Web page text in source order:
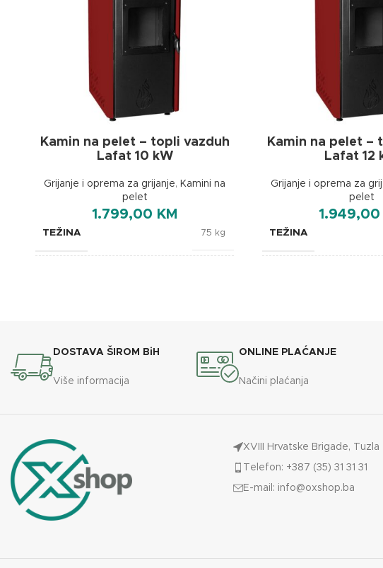
Kamin na pelet – topli vazduh
Lafat 10 kW
Grijanje i oprema za grijanje, Kamini na
pelet
1.799,00 KM
TEŽINA 75 kg
DIMENZIJE 450x510x1000 mm
TEŽINA
KAPACITET SPREMNIKA
Kamin na pelet –
Lafat 12
Grijanje i oprema za
pelet
1.949,00
TEŽINA
DOSTAVA ŠIROM BiH
Više informacija
ONLINE PLAĆANJE
Načini plaćanja
XVIII Hrvatske Brigade, Tuzla
Telefon: +387 (35) 31 31 31
E-mail: info@oxshop.ba